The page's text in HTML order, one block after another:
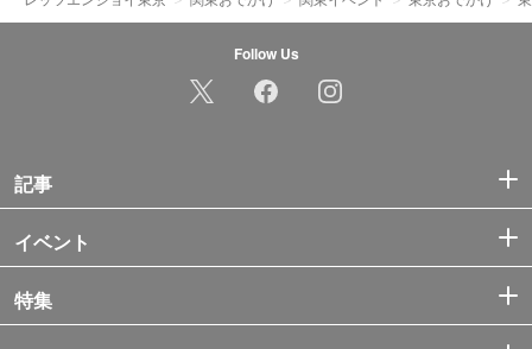
Follow Us
記事
イベント
特集